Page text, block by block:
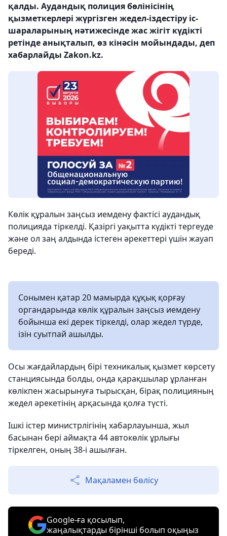
қалды. Аудандық полиция бөлінісінің
қызметкерлері жүргізген жедел-іздестіру іс-
шараларының нәтижесінде жас жігіт күдікті
ретінде анықталып, өз кінәсін мойындады, деп
хабарлайды Zakon.kz.
Көлік құралын заңсыз иемдену фактісі аудандық
полицияда тіркелді. Қазіргі уақытта күдікті тергеуде
және ол заң алдында істеген әрекеттері үшін жауап
береді.
Сонымен қатар 20 мамырда құқық қорғау
органдарында көлік құралын заңсыз иемдену
бойынша екі дерек тіркелді, олар жедел түрде,
ізін суытпай ашылды.
Осы жағдайлардың бірі техникалық қызмет көрсету
станциясында болды, онда қарақшылар ұрланған
көлікпен жасырынуға тырысқан, бірақ полицияның
жедел әрекетінің арқасында қолға түсті.
Ішкі істер министрлігінің хабарлауынша, жыл
басынан бері аймақта 44 автокөлік ұрлығы
тіркелген, оның 38-і ашылған.
Мақаламен бөлісу
Google-ға қосылып,
жаңалықтарды бірінші болып оқыңыз